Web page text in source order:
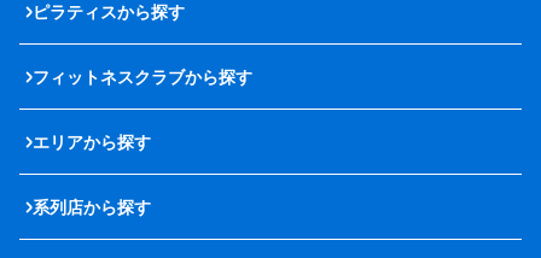
ピラティスから探す
フィットネスクラブから探す
エリアから探す
系列店から探す